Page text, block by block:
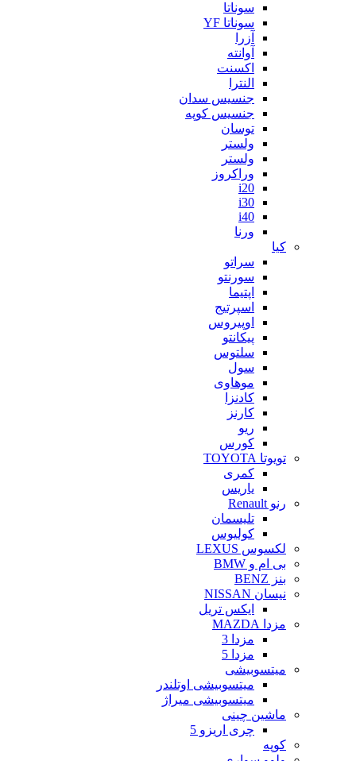
سوناتا
سوناتا YF
آزرا
آوانته
اکسنت
النترا
جنسیس سدان
جنسیس کوپه
توسان
ولستر
ولستر
وراکروز
i20
i30
i40
ورنا
کیا
سراتو
سورنتو
اپتیما
اسپرتیج
اوپیروس
پیکانتو
سلتوس
سول
موهاوی
کادنزا
کارنز
ریو
کورس
تویوتا TOYOTA
کمری
یاریس
رنو Renault
تلیسمان
کولیوس
لکسوس LEXUS
بی ام و BMW
بنز BENZ
نیسان NISSAN
ایکس تریل
مزدا MAZDA
مزدا 3
مزدا 5
میتسوبیشی
میتسوبیشی اوتلندر
میتسوبیشی میراژ
ماشین چینی
چری اریزو 5
کوپه